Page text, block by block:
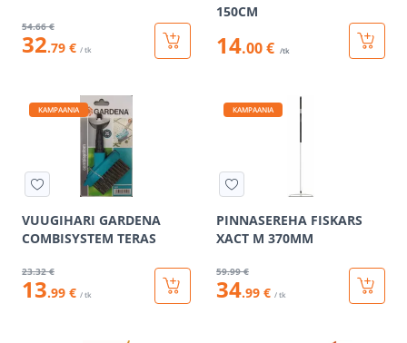
54.66 €
32.79 € / tk
150CM
14.00 € /tk
KAMPAANIA
VUUGIHARI GARDENA
COMBISYSTEM TERAS
23.32 €
13.99 € / tk
KAMPAANIA
PINNASEREHA FISKARS
XACT M 370MM
59.99 €
34.99 € / tk